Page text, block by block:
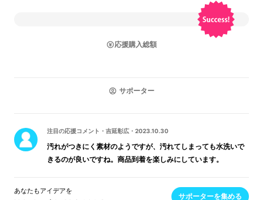
応援購入総額
サポーター
注目の応援コメント ・ 吉延彰広 ・ 2023.10.30
汚れがつきにく素材のようですが、汚れてしまっても水洗いで
きるのが良いですね。商品到着を楽しみにしています。
あなたもアイデアを
サポーターを集める